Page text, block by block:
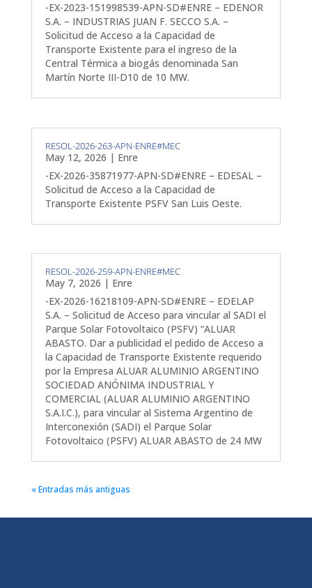
-EX-2023-151998539-APN-SD#ENRE – EDENOR
S.A. – INDUSTRIAS JUAN F. SECCO S.A. –
Solicitud de Acceso a la Capacidad de
Transporte Existente para el ingreso de la
Central Térmica a biogás denominada San
Martín Norte III-D10 de 10 MW.
RESOL-2026-263-APN-ENRE#MEC
May 12, 2026 | Enre
-EX-2026-35871977-APN-SD#ENRE – EDESAL –
Solicitud de Acceso a la Capacidad de
Transporte Existente PSFV San Luis Oeste.
RESOL-2026-259-APN-ENRE#MEC
May 7, 2026 | Enre
-EX-2026-16218109-APN-SD#ENRE – EDELAP
S.A. – Solicitud de Acceso para vincular al SADI el
Parque Solar Fotovoltaico (PSFV) “ALUAR
ABASTO. Dar a publicidad el pedido de Acceso a
la Capacidad de Transporte Existente requerido
por la Empresa ALUAR ALUMINIO ARGENTINO
SOCIEDAD ANÓNIMA INDUSTRIAL Y
COMERCIAL (ALUAR ALUMINIO ARGENTINO
S.A.I.C.), para vincular al Sistema Argentino de
Interconexión (SADI) el Parque Solar
Fotovoltaico (PSFV) ALUAR ABASTO de 24 MW
« Entradas más antiguas